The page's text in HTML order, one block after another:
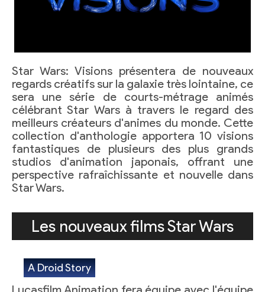
Star Wars: Visions présentera de nouveaux
regards créatifs sur la galaxie très lointaine, ce
sera une série de courts-métrage animés
célébrant Star Wars à travers le regard des
meilleurs créateurs d'animes du monde. Cette
collection d'anthologie apportera 10 visions
fantastiques de plusieurs des plus grands
studios d'animation japonais, offrant une
perspective rafraîchissante et nouvelle dans
Star Wars.
Les nouveaux films Star Wars
A Droid Story